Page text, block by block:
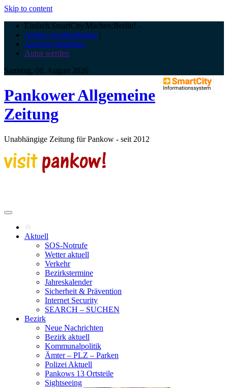
Skip to content
Einfach.SmartCity.Machen:Berlin! -
Artikel veröffentlichen |
Anzeige aufgeben |
Autor werden
Samstag, 08. August 2026
Pankower Allgemeine
Zeitung
Unabhängige Zeitung für Pankow - seit 2012
Aktuell
SOS-Notrufe
Wetter aktuell
Verkehr
Bezirkstermine
Jahreskalender
Sicherheit & Prävention
Internet Security
SEARCH – SUCHEN
Bezirk
Neue Nachrichten
Bezirk aktuell
Kommunalpolitik
Ämter – PLZ – Parken
Polizei Aktuell
Pankows 13 Ortsteile
Sightseeing